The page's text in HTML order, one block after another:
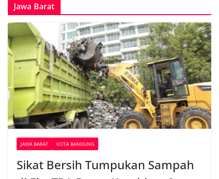
Jawa Barat
JAWA BARAT KOTA BANDUNG
Sikat Bersih Tumpukan Sampah